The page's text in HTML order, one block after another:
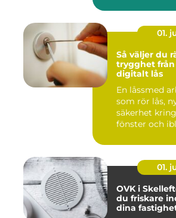
01.
Så väljer du
trygghet
digitalt lås
En låssmed
som rör lås,
säkerhet
fönster och
01.
OVK i
du friskare
dina